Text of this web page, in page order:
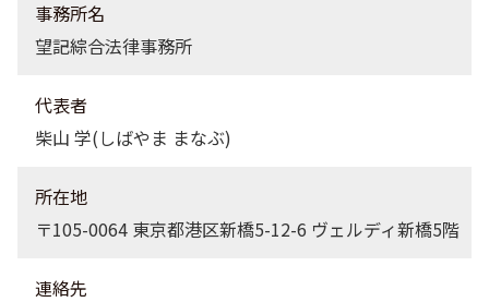
事務所名
望記綜合法律事務所
代表者
柴山 学(しばやま まなぶ)
所在地
〒105-0064 東京都港区新橋5-12-6 ヴェルディ新橋5階
連絡先